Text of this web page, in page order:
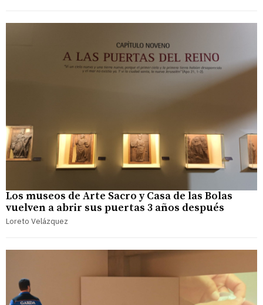
Los museos de Arte Sacro y Casa de las Bolas
vuelven a abrir sus puertas 3 años después
Loreto Velázquez